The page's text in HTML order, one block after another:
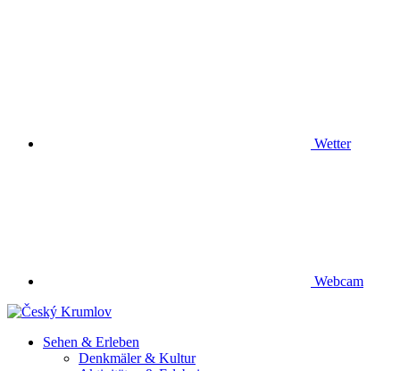
Wetter
Webcam
Sehen & Erleben
Denkmäler & Kultur